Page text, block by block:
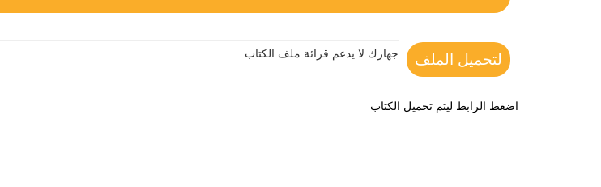
لتحميل الملف جهازك لا يدعم قرائة ملف الكتاب
اضغط الرابط ليتم تحميل الكتاب